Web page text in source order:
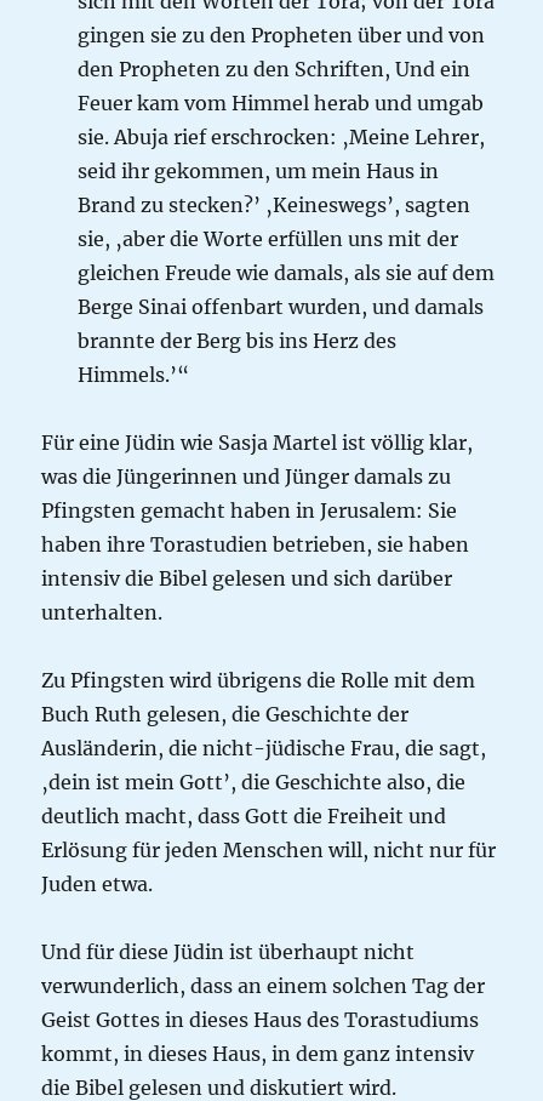
gingen sie zu den Propheten über und von
den Propheten zu den Schriften, Und ein
Feuer kam vom Himmel herab und umgab
sie. Abuja rief erschrocken: ‚Meine Lehrer,
seid ihr gekommen, um mein Haus in
Brand zu stecken?’ ‚Keineswegs’, sagten
sie, ‚aber die Worte erfüllen uns mit der
gleichen Freude wie damals, als sie auf dem
Berge Sinai offenbart wurden, und damals
brannte der Berg bis ins Herz des
Himmels.’“
Für eine Jüdin wie Sasja Martel ist völlig klar,
was die Jüngerinnen und Jünger damals zu
Pfingsten gemacht haben in Jerusalem: Sie
haben ihre Torastudien betrieben, sie haben
intensiv die Bibel gelesen und sich darüber
unterhalten.
Zu Pfingsten wird übrigens die Rolle mit dem
Buch Ruth gelesen, die Geschichte der
Ausländerin, die nicht-jüdische Frau, die sagt,
‚dein ist mein Gott’, die Geschichte also, die
deutlich macht, dass Gott die Freiheit und
Erlösung für jeden Menschen will, nicht nur für
Juden etwa.
Und für diese Jüdin ist überhaupt nicht
verwunderlich, dass an einem solchen Tag der
Geist Gottes in dieses Haus des Torastudiums
kommt, in dieses Haus, in dem ganz intensiv
die Bibel gelesen und diskutiert wird.